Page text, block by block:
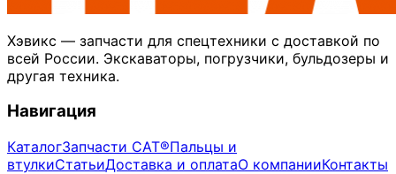
Хэвикс — запчасти для спецтехники с доставкой по
всей России. Экскаваторы, погрузчики, бульдозеры и
другая техника.
Навигация
КаталогЗапчасти CAT®Пальцы и
втулкиСтатьиДоставка и оплатаО компанииКонтакты